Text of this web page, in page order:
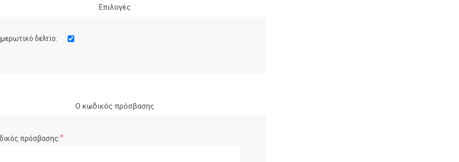
Επιλογές
δελτίο:
Ο κωδικός πρόσβασης
πρόσβασης:*